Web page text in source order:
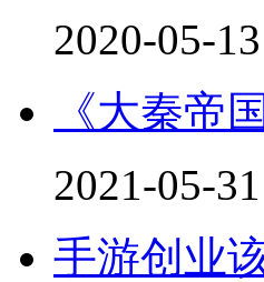
2020-05-13
《大秦帝
2021-05-31
手游创业